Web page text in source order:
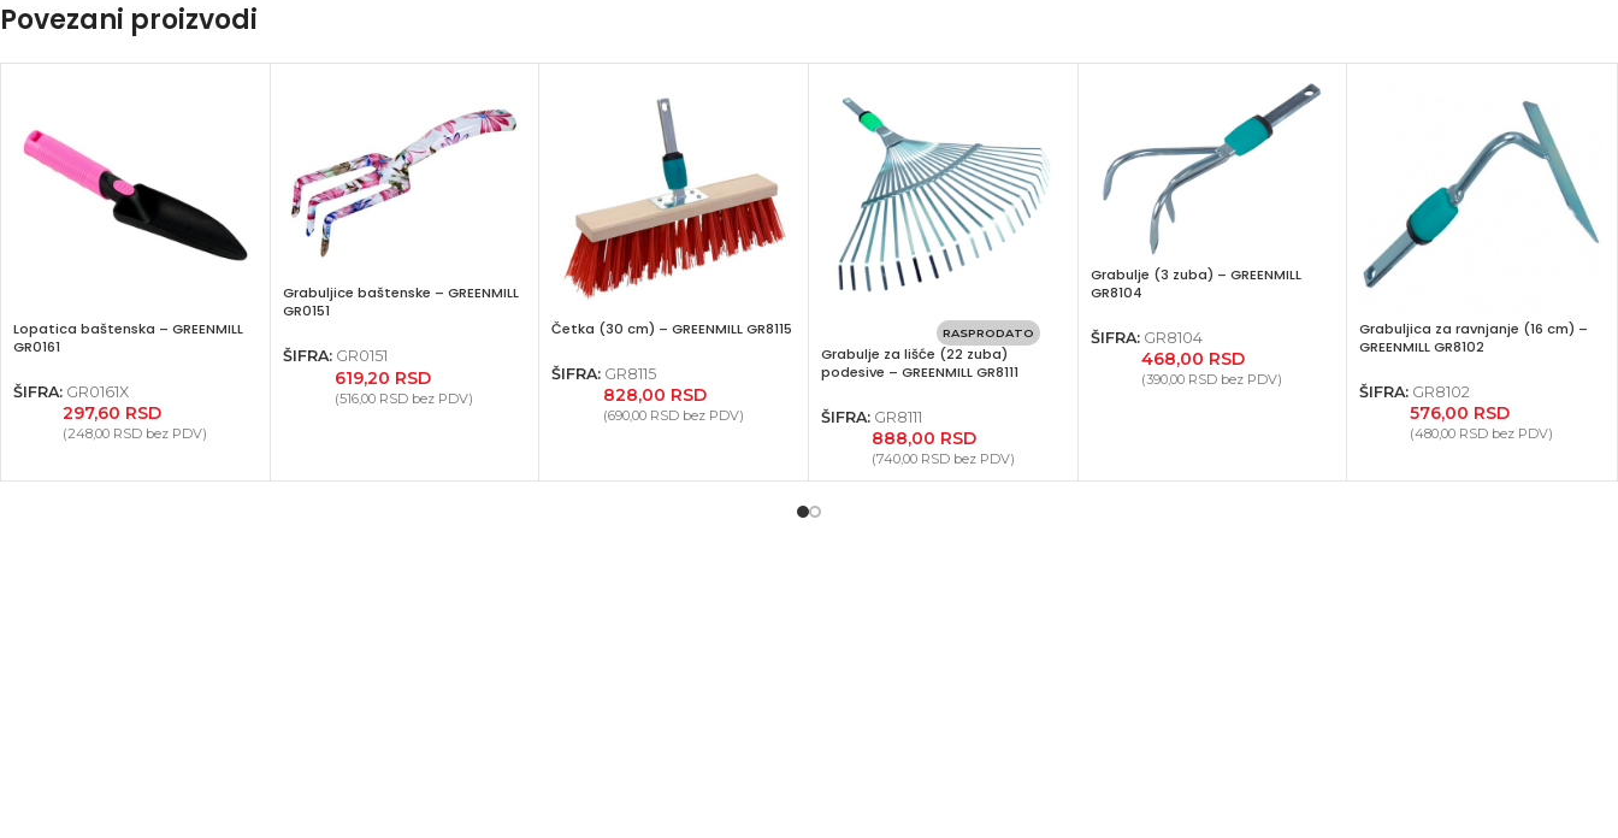
Povezani proizvodi
Lopatica baštenska – GREENMILL
GR0161
ŠIFRA: GR0161X
297,60 RSD
(248,00 RSD bez PDV)
Grabuljice baštenske – GREENMILL
GR0151
ŠIFRA: GR0151
619,20 RSD
(516,00 RSD bez PDV)
Četka (30 cm) – GREENMILL GR8115
ŠIFRA: GR8115
828,00 RSD
(690,00 RSD bez PDV)
RASPRODATO
Grabulje za lišće (22 zuba)
podesive – GREENMILL GR8111
ŠIFRA: GR8111
888,00 RSD
(740,00 RSDbez PDV)
Grabulje (3 zuba) – GREENMILL
GR8104
ŠIFRA: GR8104
468,00 RSD
(390,00 RSD bez PDV)
Grabuljica za ravnjanje (16 cm) –
GREENMILL GR8102
ŠIFRA: GR8102
576,00 RSD
(480,00 RSD bez PDV)